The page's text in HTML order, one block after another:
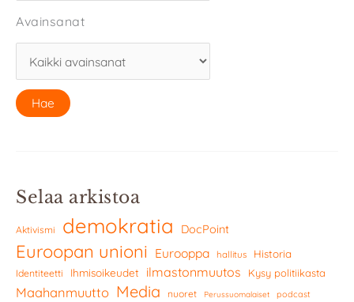
Avainsanat
Selaa arkistoa
Aktivismi demokratia DocPoint
Euroopan unioni Eurooppa hallitus Historia
Identiteetti Ihmisoikeudet ilmastonmuutos Kysy politiikasta
Maahanmuutto Media nuoret Perussuomalaiset podcast